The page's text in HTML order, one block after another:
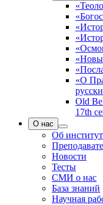
«О
Old
17th
О нас
Об
Новости
Тесты
СМИ о нас
База знаний
Научная